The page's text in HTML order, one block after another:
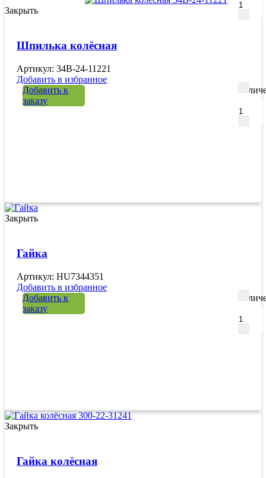
Закрыть
Шпилька колёсная
Артикул: 34B-24-11221
Добавить в избранное
Добавить к
заказу
Закрыть
Гайка
Артикул: HU7344351
Добавить в избранное
Добавить к
заказу
Закрыть
Гайка колёсная